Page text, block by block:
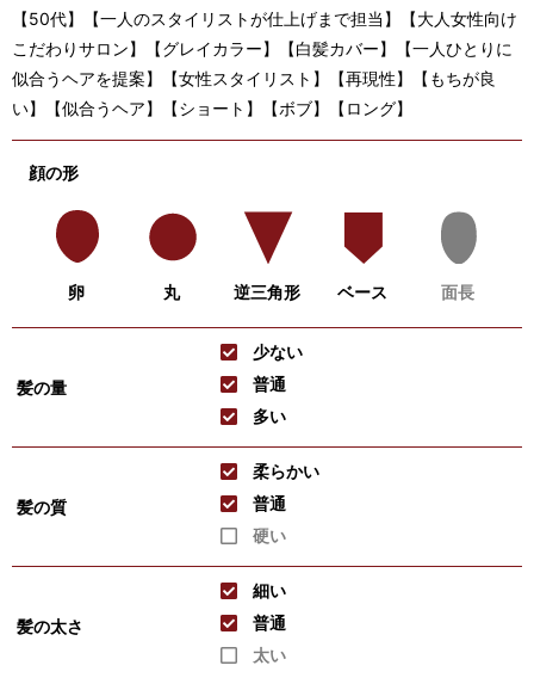
【50代】【一人のスタイリストが仕上げまで担当】【大人女性向け
こだわりサロン】【グレイカラー】【白髪カバー】【一人ひとりに
似合うヘアを提案】【女性スタイリスト】【再現性】【もちが良
い】【似合うヘア】【ショート】【ボブ】【ロング】
顔の形
卵 丸 逆三角形 ベース 面長
髪の量
少ない
普通
多い
髪の質
柔らかい
普通
硬い
髪の太さ
細い
普通
太い